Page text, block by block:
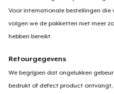
Voor internationale bestellingen die
volgen we de pakketten niet meer
hebben bereikt.
Retourgegevens
We begrijpen dat ongelukken
bedrukt of defect product